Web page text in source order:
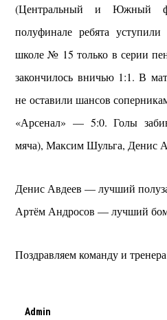
(Центральный и Южный
полуфинале ребята
школе № 15 только в серии
закончилось вничью 1:1. В
не оставили шансов
«Арсенал» — 5:0. Голы
мяча), Максим Шульга, Денис
Денис Авдеев — лучший
Артём Андросов — лучший
Поздравляем команду и
Admin